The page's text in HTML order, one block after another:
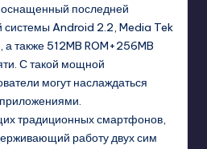
последней
системы Android 2.2, Media Tek
также 512MB ROM+256MB
С такой мощной
могут наслаждаться
традиционных смартфонов,
работу двух сим